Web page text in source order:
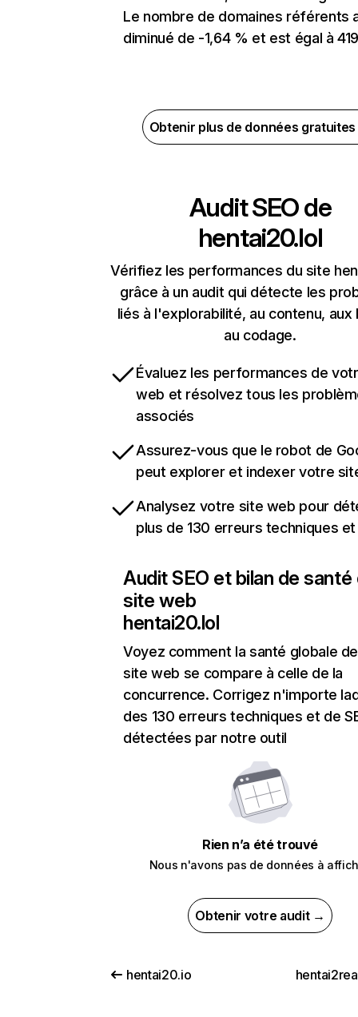
Le nombre de domaines référents
diminué de -1,64 % et est égal à
Obtenir plus de données
Audit SEO de
hentai20.lol
Vérifiez les performances du site
grâce à un audit qui détecte les
liés à l'explorabilité, au contenu, aux
au codage.
Évaluez les performances de
web et résolvez tous les
associés
Assurez-vous que le robot de
peut explorer et indexer votre
Analysez votre site web pour
plus de 130 erreurs techniques et
Audit SEO et bilan de santé
site web
hentai20.lol
Voyez comment la santé globale
site web se compare à celle de la
concurrence. Corrigez n'importe
des 130 erreurs techniques et de
détectées par notre outil
Rien n’a été trouvé
Nous n'avons pas de données à
Obtenir votre audit →
hentai20.io